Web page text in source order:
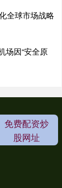
全球市场战略
场因“安全原
免费配资炒
股网址